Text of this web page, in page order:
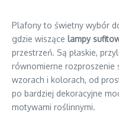
Plafony to świetny wybór
gdzie wiszące lampy
przestrzeń. Są płaskie,
równomierne rozproszenie
wzorach i kolorach, od
po bardziej dekoracyjne
motywami roślinnymi.